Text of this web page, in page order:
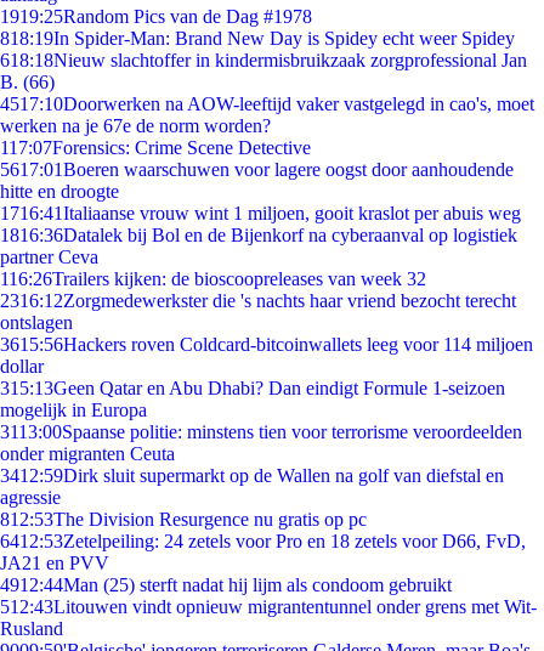
1919:25Random Pics van de Dag #1978
818:19In Spider-Man: Brand New Day is Spidey echt weer Spidey
618:18Nieuw slachtoffer in kindermisbruikzaak zorgprofessional Jan
B. (66)
4517:10Doorwerken na AOW-leeftijd vaker vastgelegd in cao's, moet
werken na je 67e de norm worden?
117:07Forensics: Crime Scene Detective
5617:01Boeren waarschuwen voor lagere oogst door aanhoudende
hitte en droogte
1716:41Italiaanse vrouw wint 1 miljoen, gooit kraslot per abuis weg
1816:36Datalek bij Bol en de Bijenkorf na cyberaanval op logistiek
partner Ceva
116:26Trailers kijken: de bioscoopreleases van week 32
2316:12Zorgmedewerkster die 's nachts haar vriend bezocht terecht
ontslagen
3615:56Hackers roven Coldcard-bitcoinwallets leeg voor 114 miljoen
dollar
315:13Geen Qatar en Abu Dhabi? Dan eindigt Formule 1-seizoen
mogelijk in Europa
3113:00Spaanse politie: minstens tien voor terrorisme veroordeelden
onder migranten Ceuta
3412:59Dirk sluit supermarkt op de Wallen na golf van diefstal en
agressie
812:53The Division Resurgence nu gratis op pc
6412:53Zetelpeiling: 24 zetels voor Pro en 18 zetels voor D66, FvD,
JA21 en PVV
4912:44Man (25) sterft nadat hij lijm als condoom gebruikt
512:43Litouwen vindt opnieuw migrantentunnel onder grens met Wit-
Rusland